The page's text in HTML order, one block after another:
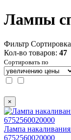
Лампы
Фильтр Сортировка
Кол-во товаров: 47
Сортировать по
×
Лампа
6752560020000